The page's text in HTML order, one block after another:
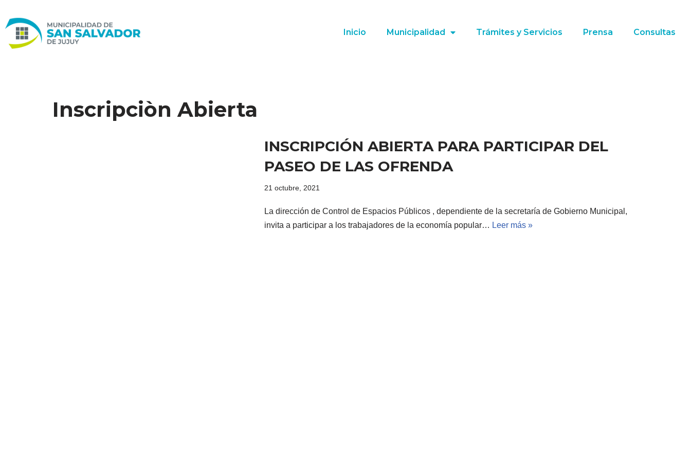
Ir
al
Inicio Municipalidad Trámites y Servicios Prensa Consultas
Inscripciòn Abierta
INSCRIPCIÓN ABIERTA PARA PARTICIPAR DEL
PASEO DE LAS OFRENDA
21 octubre, 2021
La dirección de Control de Espacios Públicos , dependiente de la secretaría de Gobierno Municipal,
invita a participar a los trabajadores de la economía popular… Leer más »